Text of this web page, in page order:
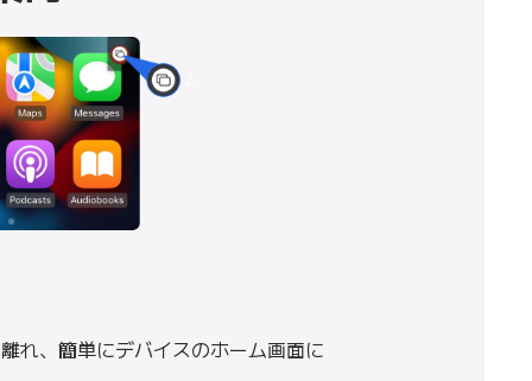
れ、簡単にデバイスのホーム画面に